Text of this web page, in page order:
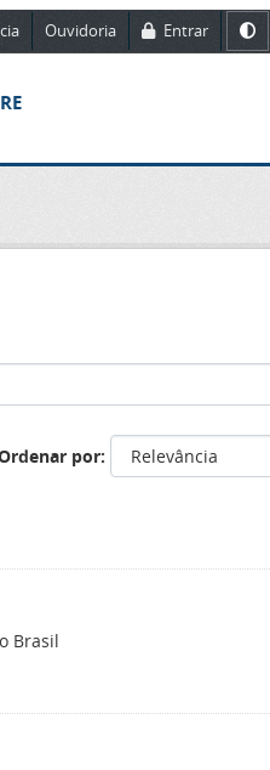
Ouvidoria Entrar
por
Brasil